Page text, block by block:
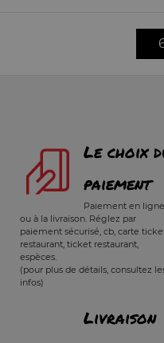
Le choix
paiement
Paiement en ligne
ou à la livraison. Réglez par
paiement sécurisé, cb, carte
restaurant, ticket restaurant,
espèces.
(pour plus de détails, consultez
infos)
Livraison